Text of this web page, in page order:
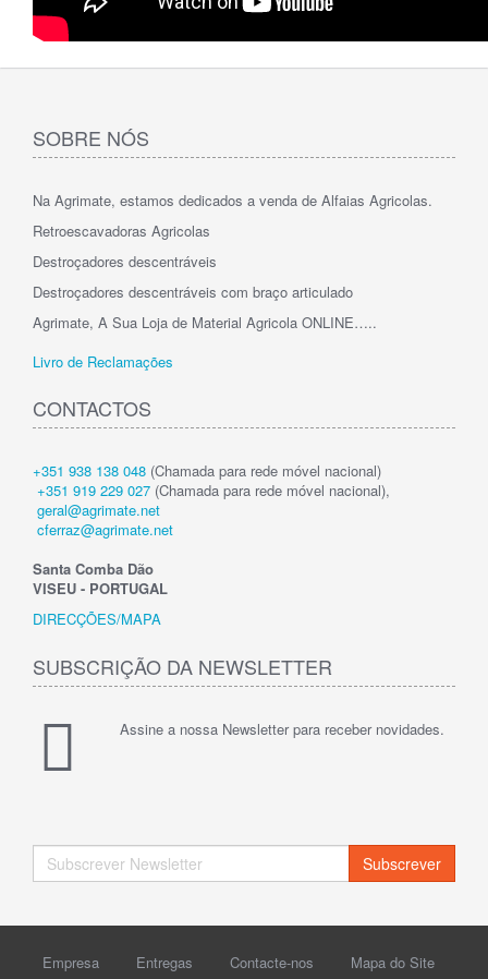
SOBRE NÓS
Na Agrimate, estamos dedicados a venda de Alfaias Agricolas.
Retroescavadoras Agricolas
Destroçadores descentráveis
Destroçadores descentráveis com braço articulado
Agrimate, A Sua Loja de Material Agricola ONLINE…..
Livro de Reclamações
CONTACTOS
+351 938 138 048 (Chamada para rede móvel nacional)
+351 919 229 027 (Chamada para rede móvel nacional),
geral@agrimate.net
cferraz@agrimate.net
Santa Comba Dão
VISEU - PORTUGAL
DIRECÇÕES/MAPA
SUBSCRIÇÃO DA NEWSLETTER
Assine a nossa Newsletter para receber novidades.
Subscrever
Empresa Entregas Contacte-nos
Mapa do Site